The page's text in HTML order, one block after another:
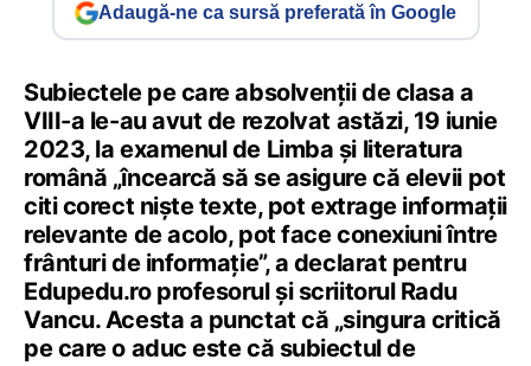
Adaugă-ne ca sursă preferată în Google
Subiectele pe care absolvenții de clasa a
VIII-a le-au avut de rezolvat astăzi, 19 iunie
2023, la examenul de Limba și literatura
română „încearcă să se asigure că elevii pot
citi corect niște texte, pot extrage informații
relevante de acolo, pot face conexiuni între
frânturi de informație”, a declarat pentru
Edupedu.ro profesorul și scriitorul Radu
Vancu. Acesta a punctat că „singura critică
pe care o aduc este că subiectul de